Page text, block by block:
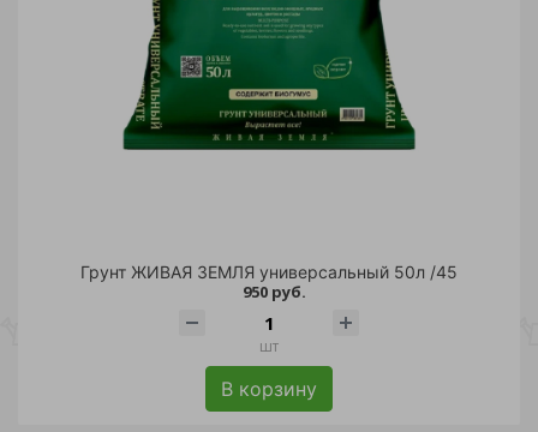
Грунт ЖИВАЯ ЗЕМЛЯ универсальный 50л /45
950 руб.
шт
В корзину